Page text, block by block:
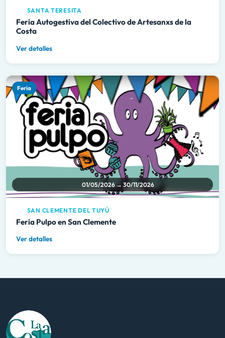
SANTA TERESITA
Feria Autogestiva del Colectivo de Artesanxs de la
Costa
Ver detalles
Feria
01/05/2026 → 30/11/2026
SAN CLEMENTE DEL TUYÚ
Feria Pulpo en San Clemente
Ver detalles